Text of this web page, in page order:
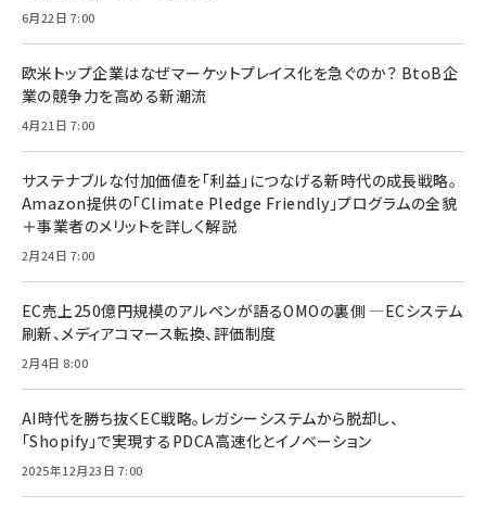
6月22日 7:00
欧米トップ企業はなぜマーケットプレイス化を急ぐのか？ BtoB企
業の競争力を高める新潮流
4月21日 7:00
サステナブルな付加価値を「利益」につなげる新時代の成長戦略。
Amazon提供の「Climate Pledge Friendly」プログラムの全貌
＋事業者のメリットを詳しく解説
2月24日 7:00
EC売上250億円規模のアルペンが語るOMOの裏側 ―ECシステム
刷新、メディアコマース転換、評価制度
2月4日 8:00
AI時代を勝ち抜くEC戦略。レガシーシステムから脱却し、
「Shopify」で実現するPDCA高速化とイノベーション
2025年12月23日 7:00